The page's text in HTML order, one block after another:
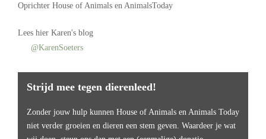
Oprichter House of Animals en AnimalsToday
Lees hier Karen's blog
@KarenSoeters
Strijd mee tegen dierenleed!
Zonder jouw hulp kunnen House of Animals en Animals Today
niet verder groeien en dieren een stem geven. Waardeer je wat